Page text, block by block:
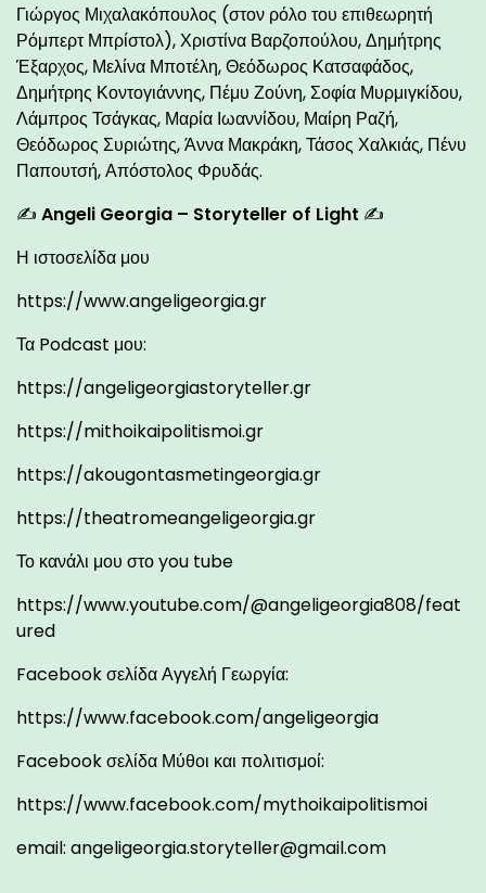
Γιώργος Μιχαλακόπουλος (στον ρόλο του επιθεωρητή
Ρόμπερτ Μπρίστολ), Χριστίνα Βαρζοπούλου, Δημήτρης
Έξαρχος, Μελίνα Μποτέλη, Θεόδωρος Κατσαφάδος,
Δημήτρης Κοντογιάννης, Πέμυ Ζούνη, Σοφία Μυρμιγκίδου,
Λάμπρος Τσάγκας, Μαρία Ιωαννίδου, Μαίρη Ραζή,
Θεόδωρος Συριώτης, Άννα Μακράκη, Τάσος Χαλκιάς, Πένυ
Παπουτσή, Απόστολος Φρυδάς.
✍ Angeli Georgia – Storyteller of Light ✍
Η ιστοσελίδα μου
https://www.angeligeorgia.gr
Τα Podcast μου:
https://angeligeorgiastoryteller.gr
https://mithoikaipolitismoi.gr
https://akougontasmetingeorgia.gr
https://theatromeangeligeorgia.gr
Το κανάλι μου στο you tube
https://www.youtube.com/@angeligeorgia808/feat
ured
Facebook σελίδα Αγγελή Γεωργία:
https://www.facebook.com/angeligeorgia
Facebook σελίδα Μύθοι και πολιτισμοί:
https://www.facebook.com/mythoikaipolitismoi
email: angeligeorgia.storyteller@gmail.com